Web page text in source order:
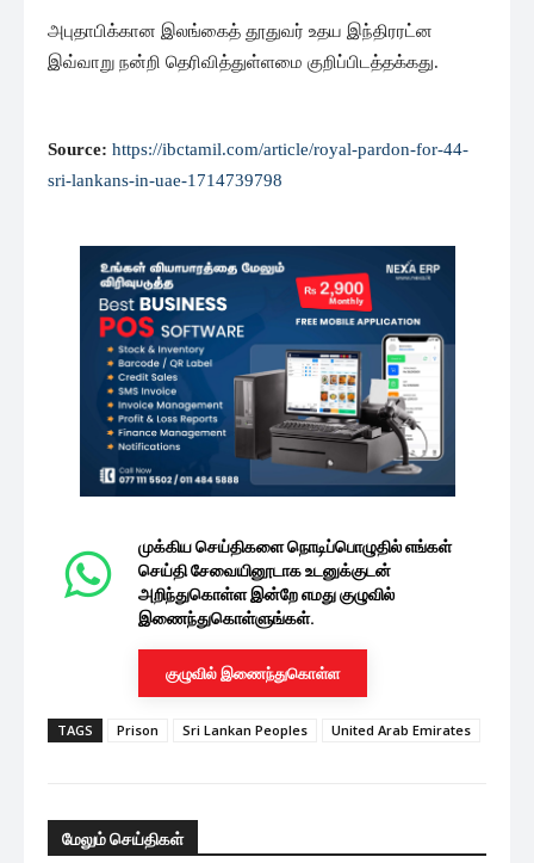
அபுதாபிக்கான இலங்கைத் தூதுவர் உதய இந்திரரட்ன
இவ்வாறு நன்றி தெரிவித்துள்ளமை குறிப்பிடத்தக்கது.
Source: https://ibctamil.com/article/royal-pardon-for-44-
sri-lankans-in-uae-1714739798
முக்கிய செய்திகளை நொடிப்பொழுதில் எங்கள்
செய்தி சேவையினூடாக உடனுக்குடன்
அறிந்துகொள்ள இன்றே எமது குழுவில்
இணைந்துகொள்ளுங்கள்.
குழுவில் இணைந்துகொள்ள
TAGS Prison Sri Lankan Peoples United Arab Emirates
மேலும் செய்திகள்